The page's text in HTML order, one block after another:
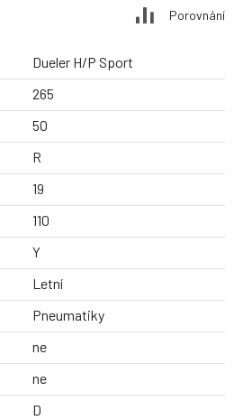
Porovnání
Dueler H/P Sport
265
50
R
19
110
Y
Letní
Pneumatiky
ne
ne
D